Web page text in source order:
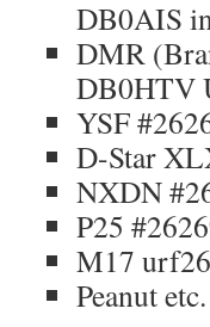
DB0AIS
DMR
DB0HTV
YSF
D-Star
NXDN
P25
M17
Peanut etc.